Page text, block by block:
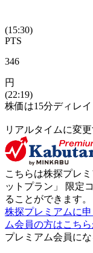
(15:30)
PTS
346
円
(22:19)
株価は15分ディレイ
リアルタイムに変
こちらは株探プレミ
ットプラン 」 限定
ることができます。
株探プレミアムに
ム会員の方はこち
プレミアム会員にな